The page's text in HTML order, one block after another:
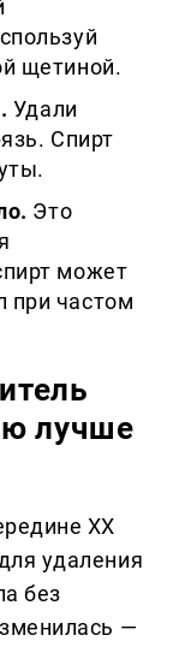
щетиной.
Удали
Спирт
Это
может
при частом
лучше
XX
удаления
без
—